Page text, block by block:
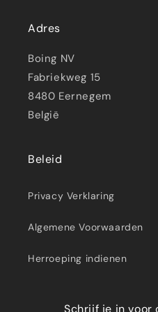
Adres
Boing NV
Fabriekweg 15
8480 Eernegem
België
Beleid
Privacy Verklaring
Algemene Voorwaarden
Herroeping indienen
Schrijf je in voor